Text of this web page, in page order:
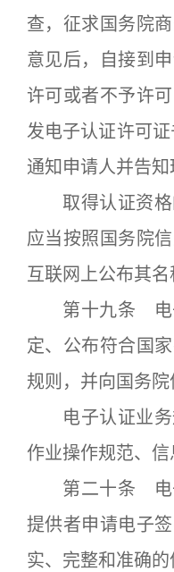
查，征求国务院
意见后，自接到
许可或者不予许
发电子认证许可
通知申请人并告知
取得认证资格
应当按照国务院
互联网上公布其名
第十九条 电子
定、公布符合国
规则，并向国务院
电子认证业务
作业操作规范、信
第二十条 电子
提供者申请电子
实、完整和准确的